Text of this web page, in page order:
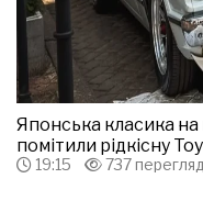
Японська класика на
помітили рідкісну
19:15 737